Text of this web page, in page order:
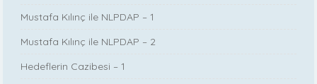
Mustafa Kılınç ile NLPDAP – 1
Mustafa Kılınç ile NLPDAP – 2
Hedeflerin Cazibesi – 1